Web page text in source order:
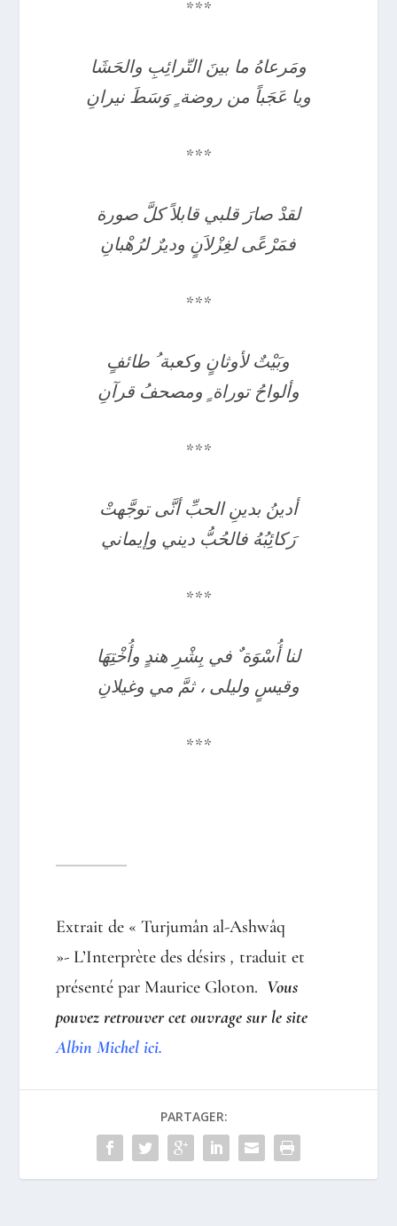
***
ومَرعاهُ ما بينَ التّرائِبِ والحَشَا
ويا عَجَباً من روضة ٍ وَسَطَ نيرانِ
***
لقدْ صارَ قلبي قابلاً كلَّ صورة
فمَرْعًى لغِزْلاَنٍ وديرٌ لرُهْبانِ
***
وبَيْتٌ لأوثانٍ وكعبة ُ طائفٍ
وألواحُ توراة ٍ ومصحفُ قرآنِ
***
أدينُ بدينِ الحبِّ أنَّى توجَّهتْ
رَكائِبُهُ فالحُبُّ ديني وإيماني
***
لنا أُسْوَة ٌ في بِشْرِ هندٍ وأُخْتِهَا
وقيسٍ وليلى ، ثمَّ مي وغيلانِ
***
Extrait de « Turjumân al-Ashwâq
»- L’Interprète des désirs , traduit et
présenté par Maurice Gloton. Vous
pouvez retrouver cet ouvrage sur le site
Albin Michel ici.
PARTAGER: